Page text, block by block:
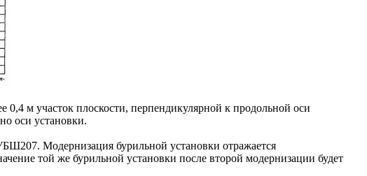
м участок плоскости, перпендикулярной к продольной оси
оси установки.
Модернизация бурильной установки отражается
той же бурильной установки после второй модернизации будет